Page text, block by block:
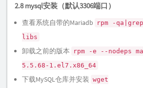
2.8 mysql安装（默认3306端口）
查看系统自带的Mariadb
rpm -
libs
卸载之前的版本
rpm -e --nodeps
5.5.68-1.el7.x86_64
下载MySQL仓库并安装 wget